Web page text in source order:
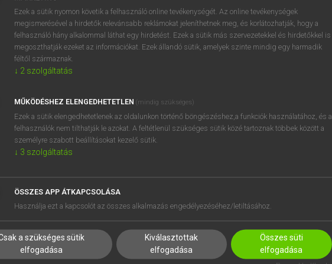
BELÉPÉS
próbaverziójának elindításához
regisztrálok ésbelépek.
REGISZTRÁCIÓ
FELHASZNÁLÓKNAK
MEGOLDÁSOK
SÚGÓ
RÓLUNK
SÜTI BEÁLLÍTÁSOK
Ezek a sütik nyomon követik a felhasználó online tevékenységét. Az online tevékenységek
megismerésével a hirdetők relevánsabb reklámokat jeleníthetnek meg, és korlátozhatják, hogy a
felhasználó hány alkalommal láthat egy hirdetést. Ezek a sütik más szervezetekkel és hirdetőkkel is
megoszthatják ezeket az információkat. Ezek állandó sütik, amelyek szinte mindig egy harmadik
féltől származnak.
↓ 2 szolgáltatás
MŰKÖDÉSHEZ ELENGEDHETETLEN (mindig szükséges)
Ezek a sütik elengedhetetlenek az oldalunkon történő böngészéshez,a funkciók használatához, és a
felhasználók nem tilthatják le azokat. A feltétlenül szükséges sütik közé tartoznak többek között a
személyre szabott beállításokat kezelő sütik.
↓ 3 szolgáltatás
ÖSSZES APP ÁTKAPCSOLÁSA
Használja ezt a kapcsolót az összes alkalmazás engedélyezéséhez/letiltásához.
a szükséges sütik
elfogadása
Kiválasztottak
elfogadása
Összes süti
elfogadása